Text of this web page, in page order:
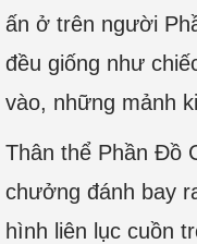
ấn ở trên người
đều giống như
vào, những mảnh
Thân thể Phần Đồ
chưởng đánh bay
hình liên lục cuồn